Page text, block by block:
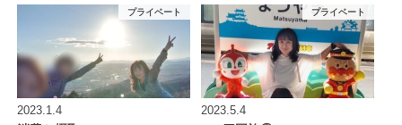
プライベート
2023.1.4
プライベート
2023.5.4